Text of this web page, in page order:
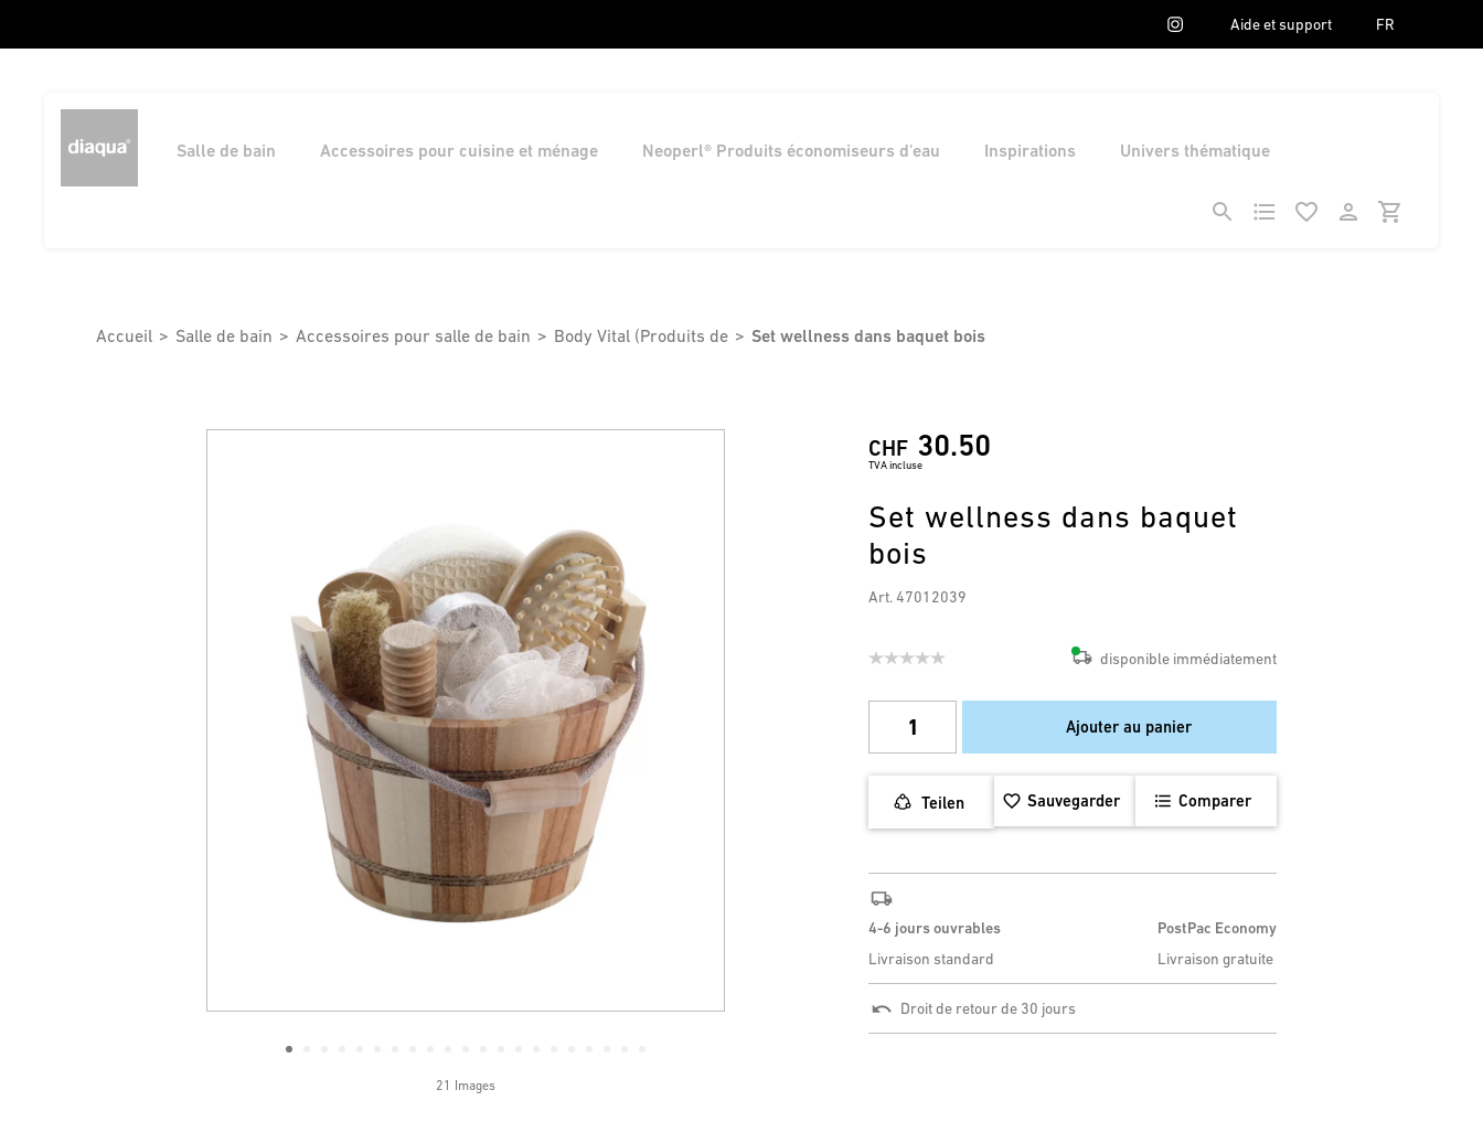
Aide et support FR
Salle de bain Accessoires pour cuisine et ménage Neoperl® Produits économiseurs d'eau Inspirations Univers thématique
Accueil Salle de bain Accessoires pour salle de bain Body Vital (Produits de Set wellness dans baquet bois
21 Images
CHF 30.50
TVA incluse
Set wellness dans baquet
bois
Art. 47012039
disponible immédiatement
Ajouter au panier
Teilen Sauvegarder Comparer
4-6 jours ouvrables
Livraison standard
PostPac Economy
Livraison gratuite
Droit de retour de 30 jours